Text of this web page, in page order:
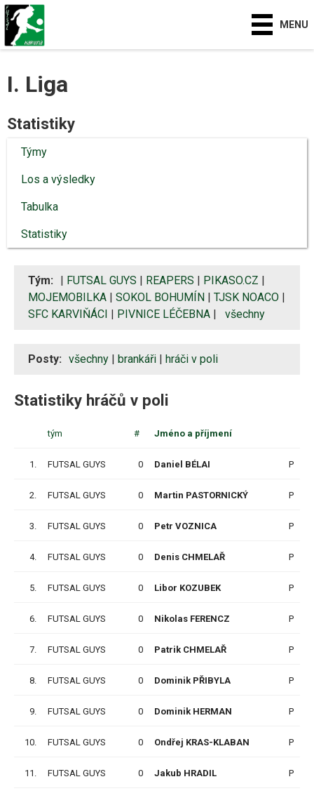
MENU
I. Liga
Statistiky
Týmy
Los a výsledky
Tabulka
Statistiky
Tým: FUTSAL GUYS REAPERS PIKASO.CZ
MOJEMOBILKA
SOKOL BOHUMÍN TJSK NOACO
SFC KARVIŇÁCI
PIVNICE LÉČEBNA všechny
Posty: všechny brankáři hráči v poli
Statistiky hráčů v poli
tým # Jméno a příjmení
1. FUTSAL GUYS 0 Daniel BÉLAI P
2. FUTSAL GUYS 0 Martin PASTORNICKÝ P
3. FUTSAL GUYS 0 Petr VOZNICA P
4. FUTSAL GUYS 0 Denis CHMELAŘ P
5. FUTSAL GUYS 0 Libor KOZUBEK P
6. FUTSAL GUYS 0 Nikolas FERENCZ P
7. FUTSAL GUYS 0 Patrik CHMELAŘ P
8. FUTSAL GUYS 0 Dominik PŘIBYLA P
9. FUTSAL GUYS 0 Dominik HERMAN P
10. FUTSAL GUYS 0 Ondřej KRAS-KLABAN P
11. FUTSAL GUYS 0 Jakub HRADIL P